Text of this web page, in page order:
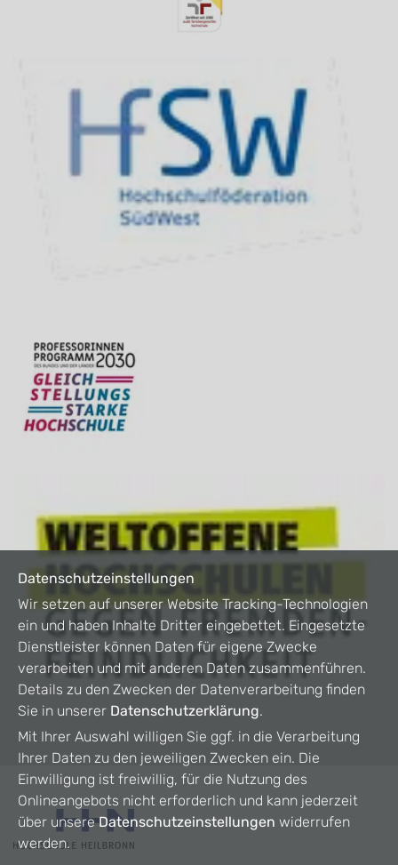
Datenschutzeinstellungen
Wir setzen auf unserer Website Tracking-Technologien
ein und haben Inhalte Dritter eingebettet. Eingesetzte
Dienstleister können Daten für eigene Zwecke
verarbeiten und mit anderen Daten zusammenführen.
Details zu den Zwecken der Datenverarbeitung finden
Sie in unserer Datenschutzerklärung.
Mit Ihrer Auswahl willigen Sie ggf. in die Verarbeitung
Ihrer Daten zu den jeweiligen Zwecken ein. Die
Einwilligung ist freiwillig, für die Nutzung des
Onlineangebots nicht erforderlich und kann jederzeit
über unsereDatenschutzeinstellungen widerrufen
werden.